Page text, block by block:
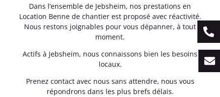
Dans l’ensemble de Jebsheim, nos prestations en
Location Benne de chantier est proposé avec réactivité.
Nous restons joignables pour vous dépanner, à tout
moment.
Actifs à Jebsheim, nous connaissons bien les besoins
locaux.
Prenez contact avec nous sans attendre, nous vous
répondrons dans les plus brefs délais.